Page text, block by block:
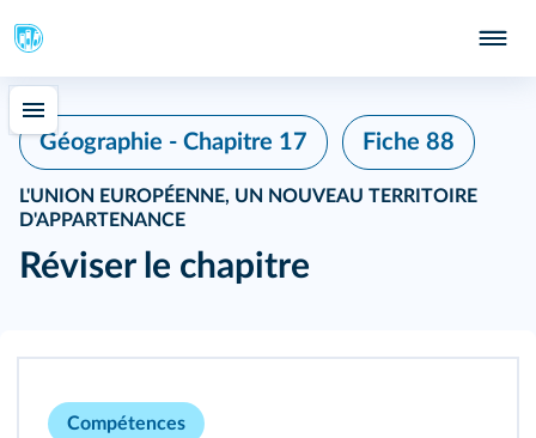
Géographie - Chapitre 17 Fiche 88
L'UNION EUROPÉENNE, UN NOUVEAU TERRITOIRE
D'APPARTENANCE
Réviser le chapitre
Compétences